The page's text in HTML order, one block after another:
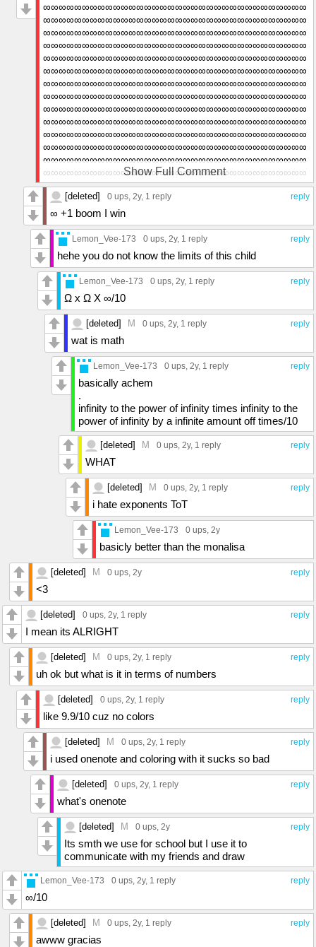
∞∞∞∞∞∞∞∞∞∞∞∞∞∞∞∞∞∞∞∞∞∞∞∞∞∞∞∞∞∞∞∞∞∞
∞∞∞∞∞∞∞∞∞∞∞∞∞∞∞∞∞∞∞∞∞∞∞∞∞∞∞∞∞∞∞∞∞∞
∞∞∞∞∞∞∞∞∞∞∞∞∞∞∞∞∞∞∞∞∞∞∞∞∞∞∞∞∞∞∞∞∞∞
∞∞∞∞∞∞∞∞∞∞∞∞∞∞∞∞∞∞∞∞∞∞∞∞∞∞∞∞∞∞∞∞∞∞
∞∞∞∞∞∞∞∞∞∞∞∞∞∞∞∞∞∞∞∞∞∞∞∞∞∞∞∞∞∞∞∞∞∞
∞∞∞∞∞∞∞∞∞∞∞∞∞∞∞∞∞∞∞∞∞∞∞∞∞∞∞∞∞∞∞∞∞∞
∞∞∞∞∞∞∞∞∞∞∞∞∞∞∞∞∞∞∞∞∞∞∞∞∞∞∞∞∞∞∞∞∞∞
∞∞∞∞∞∞∞∞∞∞∞∞∞∞∞∞∞∞∞∞∞∞∞∞∞∞∞∞∞∞∞∞∞∞
∞∞∞∞∞∞∞∞∞∞∞∞∞∞∞∞∞∞∞∞∞∞∞∞∞∞∞∞∞∞∞∞∞∞
∞∞∞∞∞∞∞∞∞∞∞∞∞∞∞∞∞∞∞∞∞∞∞∞∞∞∞∞∞∞∞∞∞∞
∞∞∞∞∞∞∞∞∞∞∞∞∞∞∞∞∞∞∞∞∞∞∞∞∞∞∞∞∞∞∞∞∞∞
∞∞∞∞∞∞∞∞∞∞∞∞∞∞∞∞∞∞∞∞∞∞∞∞∞∞∞∞∞∞∞∞∞∞
∞∞∞∞∞∞∞∞∞∞∞∞∞∞∞∞∞∞∞∞∞∞∞∞∞∞∞∞∞∞∞∞∞∞
∞∞∞∞∞∞∞∞∞∞∞∞∞∞∞∞∞∞∞∞∞∞∞∞∞∞∞∞∞∞∞∞∞∞
∞∞∞∞∞∞∞∞∞∞∞∞∞∞∞∞∞∞∞∞∞∞∞∞∞∞∞∞∞∞∞∞∞∞
∞∞∞∞∞∞∞∞∞∞∞∞∞∞∞∞∞∞∞∞∞∞∞∞∞∞∞∞∞∞∞∞∞∞
∞∞∞∞∞∞∞∞∞∞∞∞∞∞∞∞∞∞∞∞∞∞∞∞∞∞∞∞∞∞∞∞∞∞
∞∞∞∞∞∞∞∞∞∞∞∞∞∞∞∞∞∞∞∞∞∞∞∞∞∞∞∞∞∞∞∞∞∞
∞∞∞∞∞∞∞∞∞∞∞∞∞∞∞∞∞∞∞∞∞∞∞∞∞∞∞∞∞∞∞∞∞∞
∞∞∞∞∞∞∞∞∞∞∞∞∞∞∞∞∞∞∞∞∞∞∞∞∞∞∞∞∞∞∞∞∞∞
∞∞∞∞∞∞∞∞∞∞∞∞∞∞∞∞∞∞∞∞∞∞∞∞∞∞∞∞∞∞∞∞∞∞
∞∞∞∞∞∞∞∞∞∞∞∞∞∞∞∞∞∞∞∞∞∞∞∞∞∞∞∞∞∞∞∞∞∞
∞∞∞∞∞∞∞∞∞∞∞∞∞∞∞∞∞∞∞∞∞∞∞∞∞∞∞∞∞∞∞∞∞∞
∞∞∞∞∞∞∞∞∞∞∞∞∞∞∞∞∞∞∞∞∞∞∞∞∞∞∞∞∞∞∞∞∞∞
∞∞∞∞∞∞∞∞∞∞∞∞∞∞∞∞∞∞∞∞∞∞∞∞∞∞∞∞∞∞∞∞∞∞
∞∞∞∞∞∞∞∞∞∞∞∞∞∞∞∞∞∞∞∞∞∞∞∞∞∞∞∞∞∞∞∞∞∞
∞∞∞∞∞∞∞∞∞∞∞∞∞∞∞∞∞∞∞∞∞∞∞∞∞∞∞∞∞∞∞∞∞∞
∞∞∞∞∞∞∞∞∞∞∞∞∞∞∞∞∞∞∞∞∞∞∞∞∞∞∞∞∞∞∞∞∞∞
∞∞∞∞∞∞∞∞∞∞∞∞∞∞∞∞∞∞∞∞∞∞∞∞∞∞∞∞∞∞∞∞∞∞
∞∞∞∞∞∞∞∞∞∞∞∞∞∞∞∞∞∞∞∞∞∞∞∞∞∞∞∞∞∞∞∞∞∞
∞∞∞∞∞∞∞∞∞∞∞∞∞∞∞∞∞∞∞∞∞∞∞∞∞∞∞∞∞∞∞∞∞∞
∞∞∞∞∞∞∞∞∞∞∞∞∞∞∞∞∞∞∞∞∞∞∞∞∞∞∞∞∞∞∞∞∞∞
∞∞∞∞∞∞∞∞∞∞∞∞∞∞∞∞∞∞∞∞∞∞∞∞∞∞∞∞∞∞∞∞∞∞
∞∞∞∞∞∞∞∞∞∞∞∞∞∞∞∞∞∞∞∞∞∞∞∞∞∞∞∞∞∞∞∞∞∞
∞∞∞∞∞∞∞∞∞∞∞∞∞∞∞∞∞∞∞∞∞∞∞∞∞∞∞∞∞∞∞∞∞∞
∞∞∞∞∞∞∞∞∞∞∞∞∞∞∞∞∞∞∞∞∞∞∞∞∞∞∞∞∞∞∞∞∞∞
∞∞∞∞∞∞∞∞∞∞∞∞∞∞∞∞∞∞∞∞∞∞∞∞∞∞∞∞∞∞∞∞∞∞
∞∞∞∞∞∞∞∞∞∞∞∞∞∞∞∞∞∞∞∞∞∞∞∞∞∞∞∞∞∞∞∞∞∞
∞∞∞∞∞∞∞∞∞∞∞∞∞∞∞∞∞∞∞∞∞∞∞∞∞∞∞∞∞∞∞∞∞∞
∞∞∞∞∞∞∞∞∞∞∞∞∞∞∞∞∞∞∞∞∞∞∞∞∞∞∞∞∞∞∞∞∞∞
∞∞∞∞∞∞∞∞∞∞∞∞∞∞∞∞∞∞∞∞∞∞∞∞∞∞∞∞∞∞∞∞∞∞
∞∞∞∞∞∞∞∞∞∞∞∞∞∞∞∞∞∞∞∞∞∞∞∞∞∞∞∞∞∞∞∞∞∞
∞∞∞∞∞∞∞∞∞∞∞∞∞∞∞∞∞∞∞∞∞∞∞∞∞∞∞∞∞∞∞∞∞∞
∞∞∞∞∞∞∞∞∞∞∞∞∞∞∞∞∞∞∞∞∞∞∞∞∞∞∞∞∞∞∞∞∞∞
∞∞∞∞∞∞∞∞∞∞∞∞∞∞∞∞∞∞∞∞∞∞∞∞∞∞∞∞∞∞∞∞∞∞
∞∞∞∞∞∞∞∞∞∞∞∞∞∞∞∞∞∞∞∞∞∞∞∞∞∞∞∞∞∞∞∞∞∞
∞∞∞∞∞∞∞∞∞∞∞∞∞∞∞∞∞∞∞∞∞∞∞∞∞∞∞∞∞∞∞∞∞∞
∞∞∞∞∞∞∞∞∞∞∞∞∞∞∞∞∞∞∞∞∞∞∞∞∞∞∞∞∞∞∞∞∞∞
∞∞∞∞∞∞∞∞∞∞∞∞∞∞∞∞∞∞∞∞∞∞∞∞∞∞∞∞∞∞∞∞∞∞
∞∞∞∞∞∞∞∞∞∞∞∞∞∞∞∞∞∞∞∞∞∞∞∞∞∞∞∞∞∞∞∞∞∞
∞∞∞∞∞∞∞∞∞∞∞∞∞∞∞∞∞∞∞∞∞∞∞∞∞∞∞∞∞∞∞∞∞∞
∞∞∞∞∞∞∞∞∞∞∞∞∞∞∞∞∞∞∞∞∞∞∞∞∞∞∞∞∞∞∞∞∞∞
∞∞∞∞∞∞∞∞∞∞∞∞∞∞∞∞∞∞∞∞∞∞∞∞∞∞∞∞∞∞∞∞∞∞
∞∞∞∞∞∞∞∞∞∞∞∞∞∞∞∞∞∞∞∞∞∞∞∞∞∞∞∞∞∞∞∞∞∞
∞∞∞∞∞∞∞∞∞∞∞∞∞∞∞∞∞∞∞∞∞∞∞∞∞∞∞∞∞∞∞∞∞∞
∞∞∞∞∞∞∞∞∞∞∞∞∞∞∞∞∞∞∞∞∞∞∞∞∞∞∞∞∞∞∞∞∞∞
∞∞∞∞∞∞∞∞∞∞∞∞∞∞∞∞∞∞∞∞∞∞∞∞∞∞∞∞∞∞∞∞∞∞
∞∞∞∞∞∞∞∞∞∞∞∞∞∞∞∞∞∞∞∞∞∞∞∞∞∞∞∞∞∞∞∞∞∞
∞∞∞∞∞∞∞∞∞∞∞∞∞∞∞∞∞∞∞∞∞∞∞∞∞∞∞∞∞∞∞∞∞∞
∞∞∞∞∞∞∞∞∞∞∞∞∞∞∞∞∞∞∞∞∞∞∞∞∞∞∞∞∞∞∞∞∞∞
∞∞∞∞∞∞∞∞∞∞∞∞∞∞∞∞∞∞∞∞∞∞∞∞∞∞∞∞∞∞∞∞∞∞
∞∞∞∞∞∞∞∞∞∞∞∞∞∞∞∞∞∞∞∞∞∞∞∞∞∞∞∞∞∞∞∞∞∞
∞∞∞∞∞∞∞∞∞∞∞∞∞∞∞∞∞∞∞∞∞∞∞∞∞∞∞∞∞∞∞∞∞∞
∞∞∞∞∞∞∞∞∞∞∞∞∞∞∞∞∞∞∞∞∞∞∞∞∞∞∞∞∞∞∞∞∞∞
∞∞∞∞∞∞∞∞∞∞∞∞∞∞∞∞∞∞∞∞∞∞∞∞∞∞∞∞∞∞∞∞∞∞
∞∞∞∞∞∞∞∞∞∞∞∞∞∞∞∞∞∞∞∞∞∞∞∞∞∞∞∞∞∞∞∞∞∞
∞∞∞∞∞∞∞∞∞∞∞∞∞∞∞∞∞∞∞∞∞∞∞∞∞∞∞∞∞∞∞∞∞∞
∞∞∞∞∞∞∞∞∞∞∞∞∞∞∞∞∞∞∞∞∞∞∞∞∞∞∞∞∞∞∞∞∞∞
∞∞∞∞∞∞∞∞∞∞∞∞∞∞∞∞∞∞∞∞∞∞∞∞∞∞∞∞∞∞∞∞∞∞
∞∞∞∞∞∞∞∞∞∞∞∞∞∞∞∞∞∞∞∞∞∞∞∞∞∞∞∞∞∞∞∞∞∞
∞∞∞∞∞∞∞∞∞∞∞∞∞∞∞∞∞∞∞∞∞∞∞∞∞∞∞∞∞∞∞∞∞∞
∞∞∞∞∞∞∞∞∞∞∞∞∞∞∞∞∞∞∞∞∞∞∞∞∞∞∞∞∞∞∞∞∞∞
∞∞∞∞∞∞∞∞∞∞∞∞∞∞∞∞∞∞∞∞∞∞∞∞∞∞∞∞∞∞∞∞∞∞
∞∞∞∞∞∞∞∞∞∞∞∞∞∞∞/10
Show Full Comment
reply
[deleted] 0 ups, 2y, 1 reply
∞ +1 boom I win
reply
Lemon_Vee-173 0 ups, 2y, 1 reply
hehe you do not know the limits of this child
reply
Lemon_Vee-173 0 ups, 2y, 1 reply
Ω x Ω X ∞/10
reply
[deleted] M 0 ups, 2y, 1 reply
wat is math
reply
Lemon_Vee-173 0 ups, 2y, 1 reply
basically achem
.
infinity to the power of infinity times infinity to the
power of infinity by a infinite amount off times/10
reply
[deleted] M 0 ups, 2y, 1 reply
WHAT
reply
[deleted] M 0 ups, 2y, 1 reply
i hate exponents ToT
Lemon_Vee-173 0 ups, 2y
basicly better than the monalisa
reply
[deleted] M 0 ups, 2y
<3
reply
[deleted] 0 ups, 2y, 1 reply
I mean its ALRIGHT
reply
[deleted] M 0 ups, 2y, 1 reply
uh ok but what is it in terms of numbers
reply
[deleted] 0 ups, 2y, 1 reply
like 9.9/10 cuz no colors
reply
[deleted] M 0 ups, 2y, 1 reply
i used onenote and coloring with it sucks so bad
reply
[deleted] 0 ups, 2y, 1 reply
what's onenote
reply
[deleted] M 0 ups, 2y
Its smth we use for school but I use it to
communicate with my friends and draw
reply
Lemon_Vee-173 0 ups, 2y, 1 reply
∞/10
reply
[deleted] M 0 ups, 2y, 1 reply
awww gracias